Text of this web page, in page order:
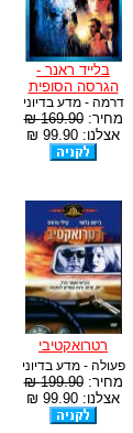
בלייד ראנר -
הגרסה הסופית
דרמה - מדע בדיוני
מחיר:169.90 ₪
אצלנו: 99.90 ₪
רטרואקטיבי
פעולה - מדע בדיוני
מחיר:199.90 ₪
אצלנו: 99.90 ₪